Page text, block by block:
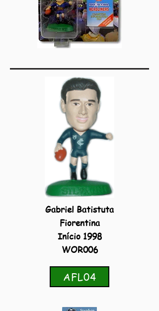
Gabriel Batistuta
Fiorentina
Início 1998
WOR006
AFL04